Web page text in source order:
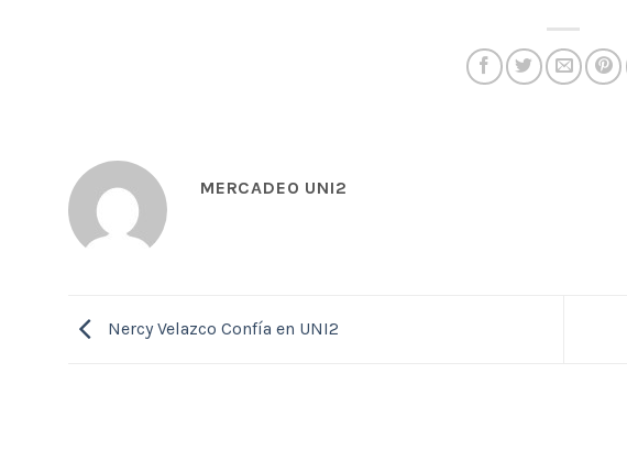
MERCADEO UNI2
Nercy Velazco Confía en UNI2